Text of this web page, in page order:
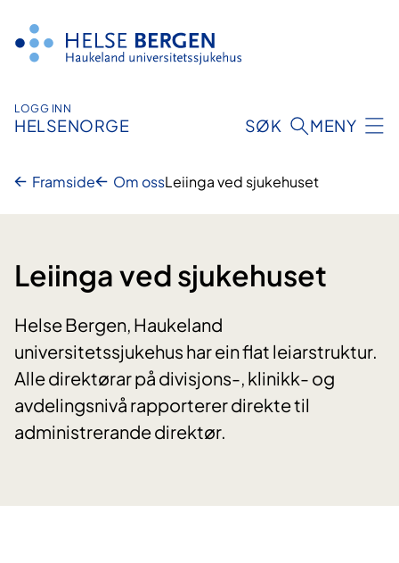
innhald
LOGG INN
HELSENORGE SØK MENY
Framside Om ossLeiinga ved sjukehuset
Leiinga ved sjukehuset
Helse Bergen, Haukeland
universitetssjukehus har ein flat leiarstruktur.
Alle direktørar på divisjons-, klinikk- og
avdelingsnivå rapporterer direkte til
administrerande direktør.